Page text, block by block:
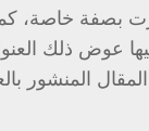
بصفة خاصة،
عوض ذلك
المنشور